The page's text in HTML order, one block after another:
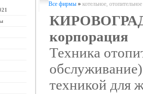
Все фирмы » котельное,
корпорация
Техника
техникой для